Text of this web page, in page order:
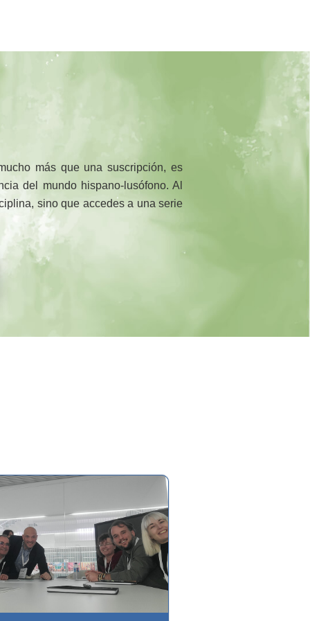
más que una suscripción, es
del mundo hispano-lusófono. Al
sino que accedes a una serie